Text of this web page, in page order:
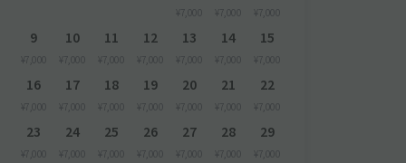
¥7,000 ¥7,000 ¥7,000
9
¥7,000
10
¥7,000
11
¥7,000
12
¥7,000
13
¥7,000
14
¥7,000
15
¥7,000
16
¥7,000
17
¥7,000
18
¥7,000
19
¥7,000
20
¥7,000
21
¥7,000
22
¥7,000
23
¥7,000
24
¥7,000
25
¥7,000
26
¥7,000
27
¥7,000
28
¥7,000
29
¥7,000